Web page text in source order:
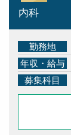
内科
勤務地
年収・給与
募集科目